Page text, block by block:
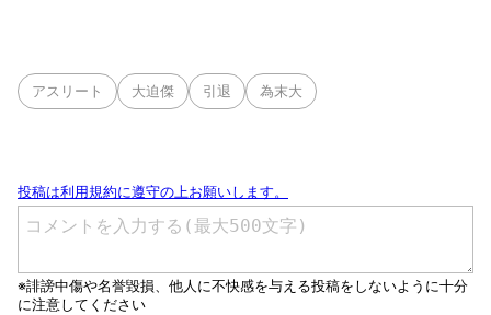
アスリート 大迫傑 引退 為末大